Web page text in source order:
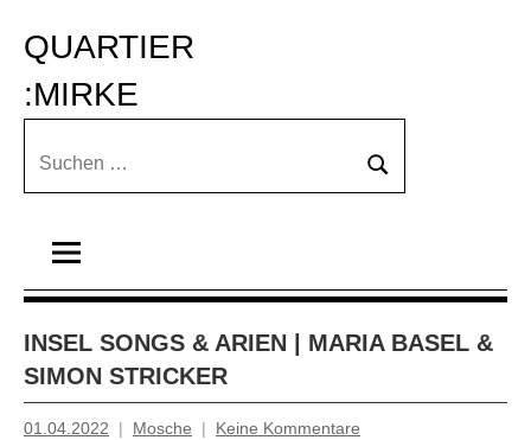
Inhalt
springen
QUARTIER
:MIRKE
Suchen
Suchen
INSEL SONGS & ARIEN | MARIA BASEL &
SIMON STRICKER
01.04.2022 Mosche Keine Kommentare